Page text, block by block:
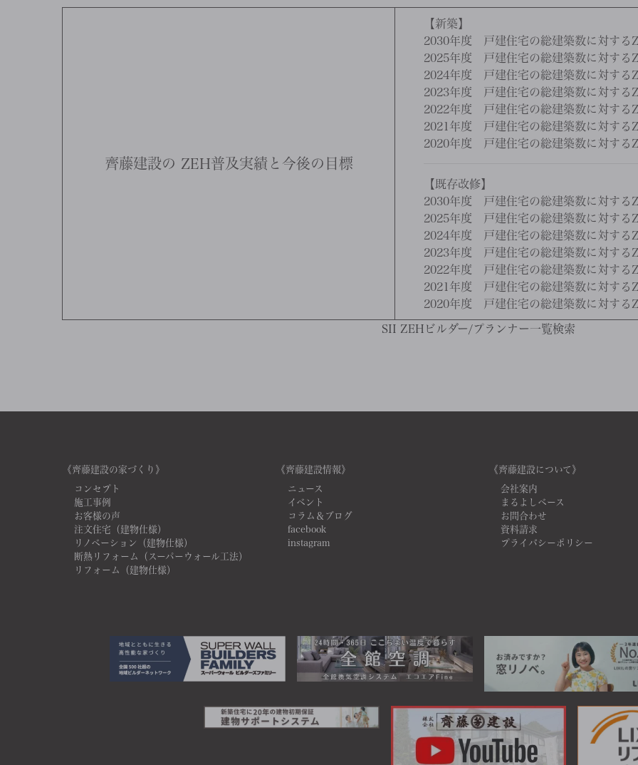
齊藤建設の ZEH普及実績と今後の目標
【新築】
2030年度 戸建住宅の総建築数に対する
2025年度 戸建住宅の総建築数に対する
2024年度 戸建住宅の総建築数に対する
2023年度 戸建住宅の総建築数に対する
2022年度 戸建住宅の総建築数に対する
2021年度 戸建住宅の総建築数に対する
2020年度 戸建住宅の総建築数に対する
【既存改修】
2030年度 戸建住宅の総建築数に対する
2025年度 戸建住宅の総建築数に対する
2024年度 戸建住宅の総建築数に対する
2023年度 戸建住宅の総建築数に対する
2022年度 戸建住宅の総建築数に対する
2021年度 戸建住宅の総建築数に対する
2020年度 戸建住宅の総建築数に対する
SII ZEHビルダー/プランナー一覧検索
《齊藤建設の家づくり》
コンセプト
施工事例
お客様の声
注文住宅（建物仕様）
リノベーション（建物仕様）
断熱リフォーム（スーパーウォール工法）
リフォーム（建物仕様）
《齊藤建設情報》
ニュース
イベント
コラム＆ブログ
facebook
instagram
《齊藤建設について》
会社案内
まるよしベース
お問合わせ
資料請求
プライバシーポリシー